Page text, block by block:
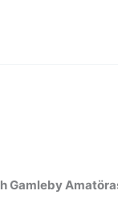
Gamleby